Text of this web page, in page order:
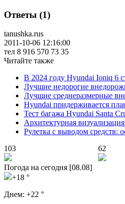
Ответы (1)
tanushka.rus
2011-10-06 12:16:00
тел 8 916 570 73 35
Читайте также
В 2024 году Hyundai Ioniq 6
Лучшие недорогие
Лучшие среднеразмерные
Hyundai придерживается
Тест багажа Hyundai Santa
Архитектурная
Рулетка с выводом средств:
103
62
Погода на сегодня [08.08]
+18 °
Днем: +22 °